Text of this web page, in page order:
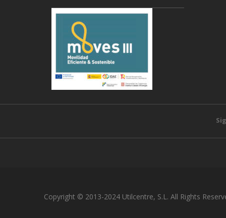
Copyright © 2013-2024 Utilcentre, S.L. All Rights